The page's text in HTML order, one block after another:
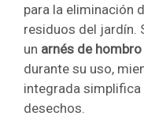
para la eliminación
residuos del jardín.
un arnés de hombro
durante su uso,
integrada
desechos.